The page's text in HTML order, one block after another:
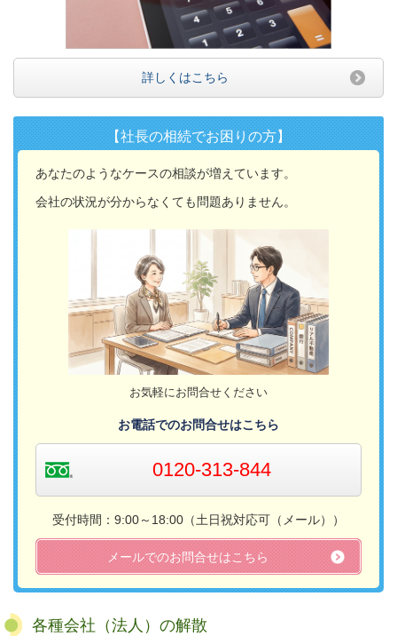
詳しくはこちら
【社長の相続でお困りの方】
あなたのようなケースの相談が増えています。
会社の状況が分からなくても問題ありません。
お気軽にお問合せください
お電話でのお問合せはこちら
0120-313-844
受付時間：9:00～18:00（土日祝対応可（メール））​
メールでのお問合せはこちら
各種会社（法人）の解散